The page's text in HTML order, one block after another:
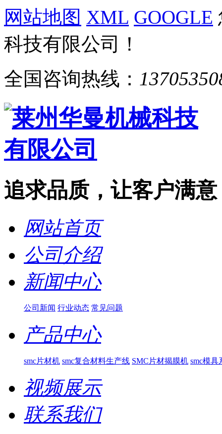
网站地图 XML GOOGLE
科技有限公司！
全国咨询热线：
追求品质，让客户满意
网站首页
公司介绍
新闻中心
公司新闻 行业动态 常见问题
产品中心
smc片材机 smc复合材料生产线 SMC片材揭膜机 smc模具
视频展示
联系我们